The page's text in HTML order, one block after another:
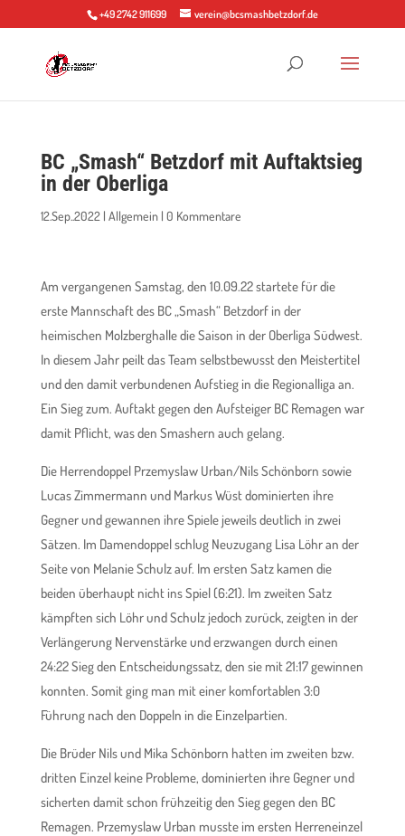
+49 2742 911699 verein@bcsmashbetzdorf.de
BC „Smash“ Betzdorf mit Auftaktsieg
in der Oberliga
12.Sep..2022| Allgemein| 0 Kommentare
Am vergangenen Samstag, den 10.09.22 startete für die
erste Mannschaft des BC „Smash“ Betzdorf in der
heimischen Molzberghalle die Saison in der Oberliga Südwest.
In diesem Jahr peilt das Team selbstbewusst den Meistertitel
und den damit verbundenen Aufstieg in die Regionalliga an.
Ein Sieg zum. Auftakt gegen den Aufsteiger BC Remagen war
damit Pflicht, was den Smashern auch gelang.
Die Herrendoppel Przemyslaw Urban/Nils Schönborn sowie
Lucas Zimmermann und Markus Wüst dominierten ihre
Gegner und gewannen ihre Spiele jeweils deutlich in zwei
Sätzen. Im Damendoppel schlug Neuzugang Lisa Löhr an der
Seite von Melanie Schulz auf. Im ersten Satz kamen die
beiden überhaupt nicht ins Spiel (6:21). Im zweiten Satz
kämpften sich Löhr und Schulz jedoch zurück, zeigten in der
Verlängerung Nervenstärke und erzwangen durch einen
24:22 Sieg den Entscheidungssatz, den sie mit 21:17 gewinnen
konnten. Somit ging man mit einer komfortablen 3:0
Führung nach den Doppeln in die Einzelpartien.
Die Brüder Nils und Mika Schönborn hatten im zweiten bzw.
dritten Einzel keine Probleme, dominierten ihre Gegner und
sicherten damit schon frühzeitig den Sieg gegen den BC
Remagen. Przemyslaw Urban musste im ersten Herreneinzel